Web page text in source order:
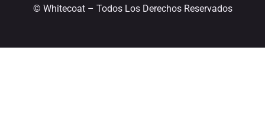
© Whitecoat – Todos Los Derechos Reservados